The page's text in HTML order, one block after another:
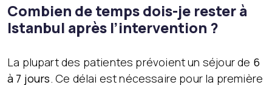
Combien de temps dois-je rester à
Istanbul après l’intervention ?
La plupart des patientes prévoient un séjour de 6
à 7 jours . Ce délai est nécessaire pour la première